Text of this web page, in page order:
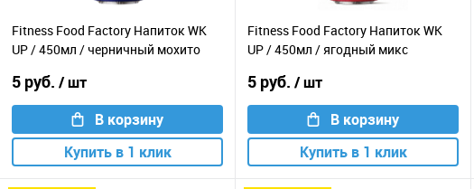
Fitness Food Factory Напиток WK
UP / 450мл / черничный мохито
5 руб. / шт
В корзину
Купить в 1 клик
Fitness Food Factory Напиток WK
UP / 450мл / ягодный микс
5 руб. / шт
В корзину
Купить в 1 клик